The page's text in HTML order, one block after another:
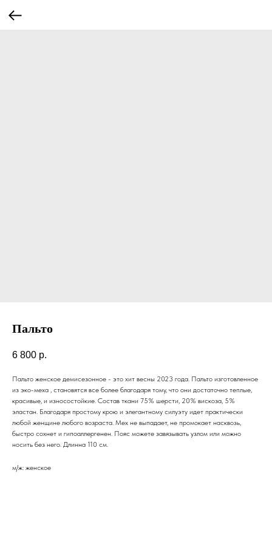
Пальто
6 800 р.
Пальто женское демисезонное - это хит весны 2023 года. Пальто изготовленное
из эко-меха , становятся все более благодаря тому, что они достаточно теплые,
красивые, и износостойкие. Состав ткани 75% шерсти, 20% вискоза, 5%
эластан. Благодаря простому крою и элегантному силуэту идет практически
любой женщине любого возраста. Мех не выпадает, не промокает насквозь,
быстро сохнет и гипоаллергенен. Пояс можете завязывать узлом или можно
носить без него. Длинна 110 см.
м/ж: женское